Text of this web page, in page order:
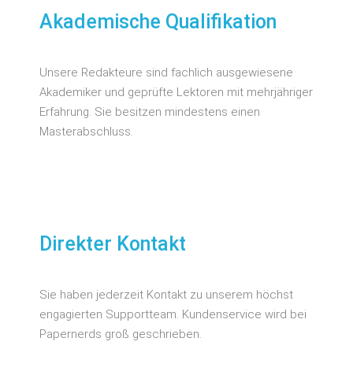
Akademische Qualifikation
Unsere Redakteure sind fachlich ausgewiesene
Akademiker und geprüfte Lektoren mit mehrjähriger
Erfahrung. Sie besitzen mindestens einen
Masterabschluss.
Direkter Kontakt
Sie haben jederzeit Kontakt zu unserem höchst
engagierten Supportteam. Kundenservice wird bei
Papernerds groß geschrieben.